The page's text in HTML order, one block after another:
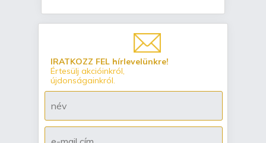
IRATKOZZ FEL hírlevelünkre!
Értesülj akcióinkról,
újdonságainkról.